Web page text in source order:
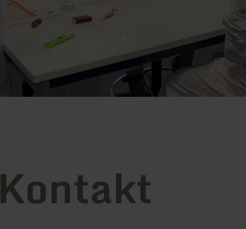
Kontakt